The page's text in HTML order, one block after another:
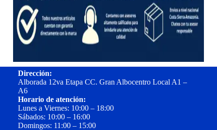
Dirección:
Alborada 12va Etapa CC. Gran Albocentro Local A1 –
A6
Horario de atención:
Lunes a Viernes: 10:00 – 18:00
Sábados: 10:00 – 16:00
Domingos: 11:00 – 15:00